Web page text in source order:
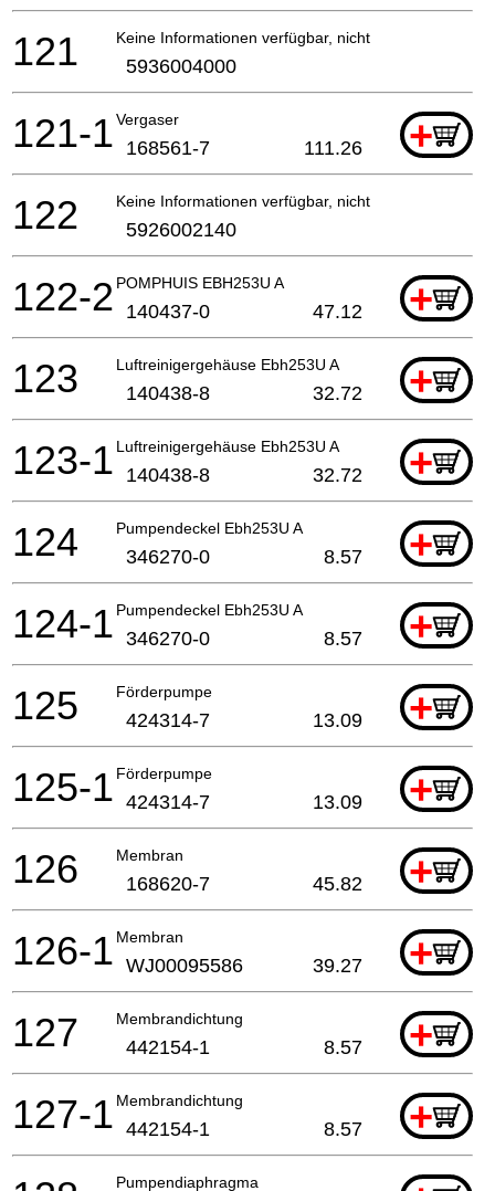
Keine Informationen verfügbar, nicht bestellbar
121 5936004000
Vergaser +
121-1 168561-7 111.26
Keine Informationen verfügbar, nicht bestellbar
122 5926002140
POMPHUIS EBH253U A +
122-2 140437-0 47.12
Luftreinigergehäuse Ebh253U A +
123 140438-8 32.72
Luftreinigergehäuse Ebh253U A +
123-1 140438-8 32.72
Pumpendeckel Ebh253U A +
124 346270-0 8.57
Pumpendeckel Ebh253U A +
124-1 346270-0 8.57
Förderpumpe +
125 424314-7 13.09
Förderpumpe +
125-1 424314-7 13.09
Membran +
126 168620-7 45.82
Membran +
126-1 WJ00095586 39.27
Membrandichtung +
127 442154-1 8.57
Membrandichtung +
127-1 442154-1 8.57
Pumpendiaphragma